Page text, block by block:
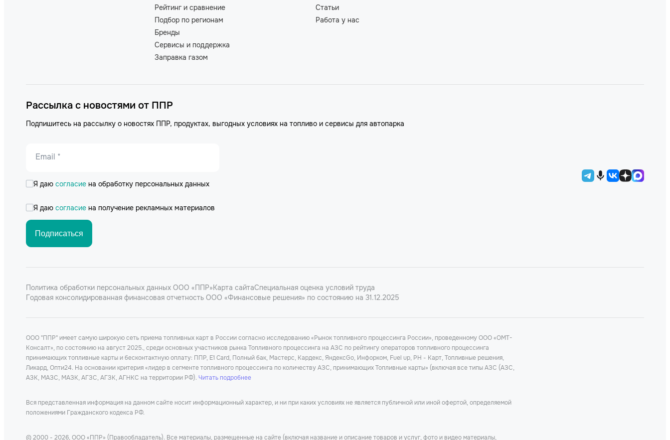
Рейтинг и сравнение
Подбор по регионам
Бренды
Сервисы и поддержка
Заправка газом
Статьи
Работа у нас
Рассылка с новостями от ППР
Подпишитесь на рассылку о новостях ППР, продуктах, выгодных условиях на топливо и сервисы для автопарка
Email *
Я даю согласие на обработку персональных данных
Я даю согласие на получение рекламных материалов
Подписаться
Политика обработки персональных данных ООО «ППР»Карта сайтаСпециальная оценка условий труда
Годовая консолидированная финансовая отчетность ООО «Финансовые решения» по состоянию на 31.12.2025
ООО "ППР" имеет самую широкую сеть приема топливных карт в России согласно исследованию «Рынок топливного процессинга России», проведенному ООО «ОМТ-
Консалт», по состоянию на август 2025., среди основных участников рынка Топливного процессинга на АЗС по рейтингу операторов топливного процессинга
принимающих топливные карты и бесконтактную оплату: ППР, Е1 Card, Полный бак, Мастерс, Кардекс, ЯндексGo, Инфорком, Fuel up, РН - Карт, Топливные решения,
Ликард, Опти24. На основании критерия «лидер в сегменте топливного процессинга по количеству АЗС, принимающих Топливные карты» (включая все типы АЗС (АЗС,
АЗК, МАЗС, МАЗК, АГЗС, АГЗК, АГНКС на территории РФ). Читать подробнее
Вся представленная информация на данном сайте носит информационный характер, и ни при каких условиях не является публичной или иной офертой, определяемой
положениями Гражданского кодекса РФ.
© 2000 - 2026, ООО «ППР» (Правообладатель). Все материалы, размещенные на сайте (включая название и описание товаров и услуг, фото и видео материалы,